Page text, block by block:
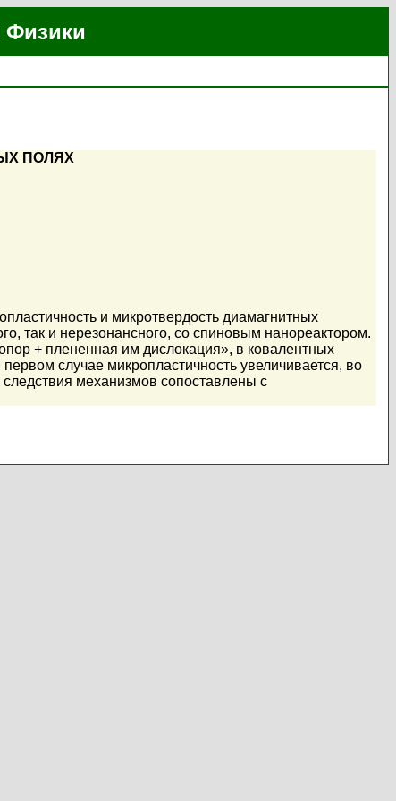
Физики
ПОЛЯХ
и микротвердость диамагнитных
так и нерезонансного, со спиновым нанореактором.
+ плененная им дислокация», в ковалентных
случае микропластичность увеличивается, во
механизмов сопоставлены с